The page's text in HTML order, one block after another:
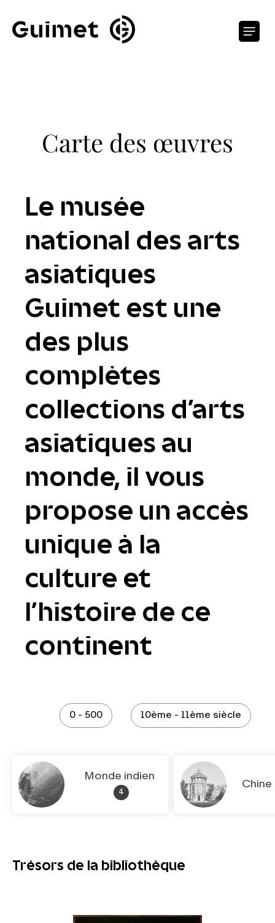
Carte des œuvres
Le musée
national des arts
asiatiques
Guimet est une
des plus
complètes
collections d'arts
asiatiques au
monde, il vous
propose un accès
unique à la
culture et
l’histoire de ce
continent
0 - 500 10ème - 11ème siècle
Monde indien
4
Chine
Trésors de la bibliothèque